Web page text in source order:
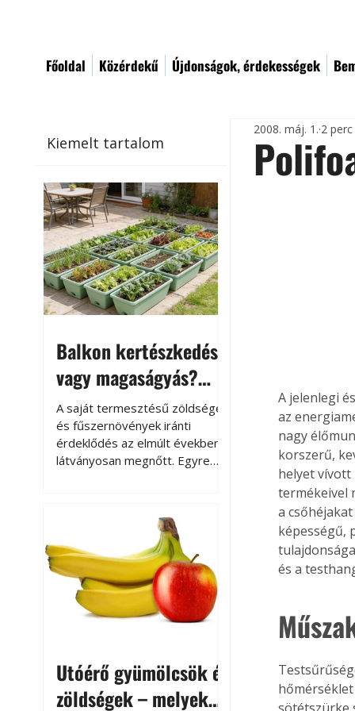
Főoldal Közérdekű Újdonságok, érdekességek
Kiemelt tartalom
Balkon kertészkedés
vagy magaságyás?
Helytakarékos
kertészkedés
A saját termesztésű zöldségek
és fűszernövények iránti
érdeklődés az elmúlt években
látványosan megnőtt. Egyre
kertészkedés sokak számára
kikapcsolódást és feltöltődést
is jelent.
Utóérő gyümölcsök és
zöldségek – melyek
2008. máj. 1. 2
A jelenlegi
az
nagy
korszerű,
helyet vívott
termékeivel
a
képességű,
és a
hőmérséklet